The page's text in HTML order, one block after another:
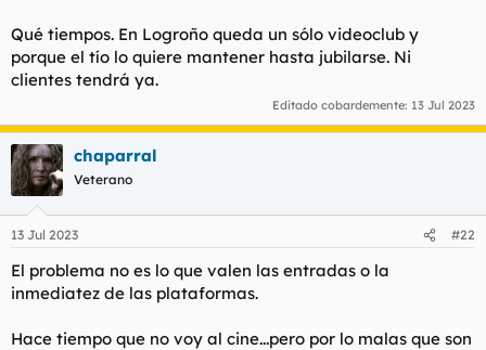
Qué tiempos. En Logroño queda un sólo videoclub y
porque el tío lo quiere mantener hasta jubilarse. Ni
clientes tendrá ya.
Editado cobardemente: 13 Jul 2023
chaparral
Veterano
13 Jul 2023 #22
El problema no es lo que valen las entradas o la
inmediatez de las plataformas.
Hace tiempo que no voy al cine...pero por lo malas que son